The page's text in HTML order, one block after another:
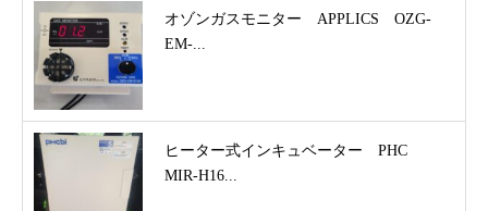
オゾンガスモニター APPLICS OZG-
EM-...
ヒーター式インキュベーター PHC
MIR-H16...